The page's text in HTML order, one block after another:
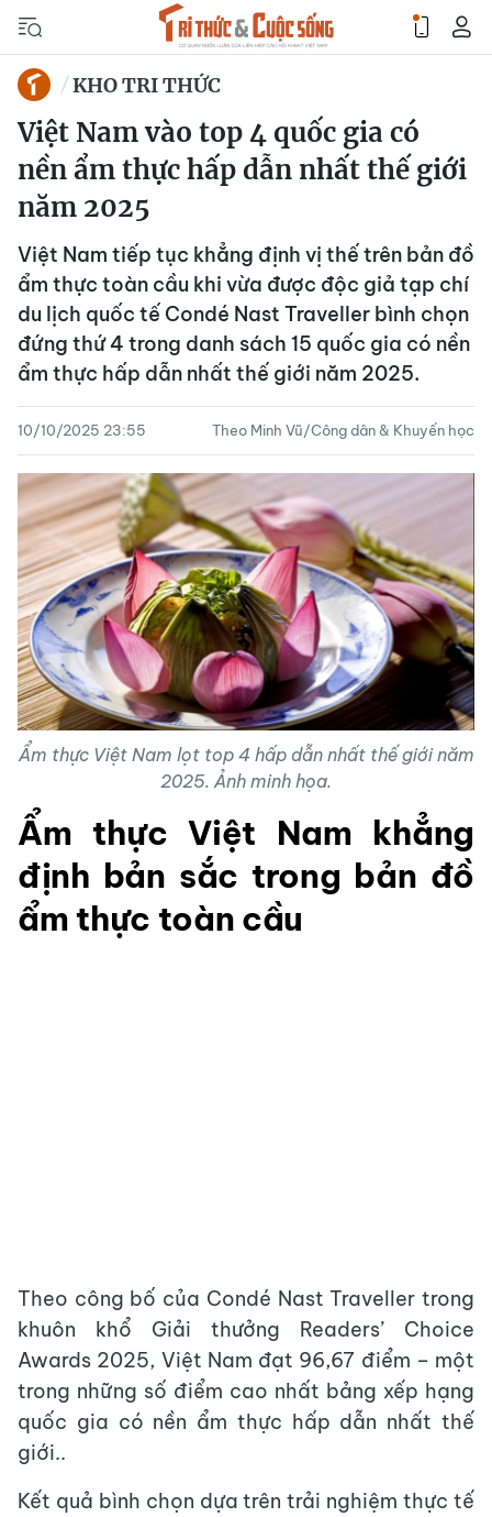
KHO TRI THỨC
Việt Nam vào top 4 quốc gia có
nền ẩm thực hấp dẫn nhất thế giới
năm 2025
Việt Nam tiếp tục khẳng định vị thế trên bản đồ
ẩm thực toàn cầu khi vừa được độc giả tạp chí
du lịch quốc tế Condé Nast Traveller bình chọn
đứng thứ 4 trong danh sách 15 quốc gia có nền
ẩm thực hấp dẫn nhất thế giới năm 2025.
10/10/2025 23:55 Theo Minh Vũ/Công dân & Khuyến học
Ẩm thực Việt Nam lọt top 4 hấp dẫn nhất thế giới năm
2025. Ảnh minh họa.
Ẩm thực Việt Nam khẳng
định bản sắc trong bản đồ
ẩm thực toàn cầu
Theo công bố của Condé Nast Traveller trong
khuôn khổ Giải thưởng Readers’ Choice
Awards 2025, Việt Nam đạt 96,67 điểm – một
trong những số điểm cao nhất bảng xếp hạng
quốc gia có nền ẩm thực hấp dẫn nhất thế
giới..
Kết quả bình chọn dựa trên trải nghiệm thực tế